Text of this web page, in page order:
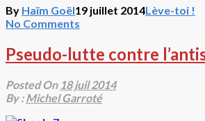
By Haïm Goël19 juillet 2014Lève-toi !
No Comments
Pseudo-lutte contre
Posted On 18 juil 2014
By : Michel Garroté